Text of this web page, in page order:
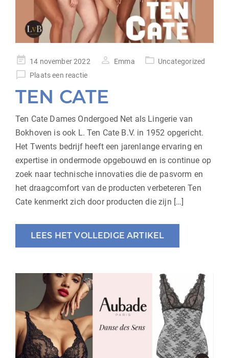
geplaatst
op
14 november 2022 Emma
Uncategorized
Plaats een reactie
TEN CATE
Ten Cate Dames Ondergoed Net als Lingerie van
Bokhoven is ook L. Ten Cate B.V. in 1952 opgericht.
Het Twents bedrijf heeft een jarenlange ervaring en
expertise in ondermode opgebouwd en is continue op
zoek naar technische innovaties die de pasvorm en
het draagcomfort van de producten verbeteren Ten
Cate kenmerkt zich door producten die zijn […]
LEES HET VOLLEDIGE ARTIKEL